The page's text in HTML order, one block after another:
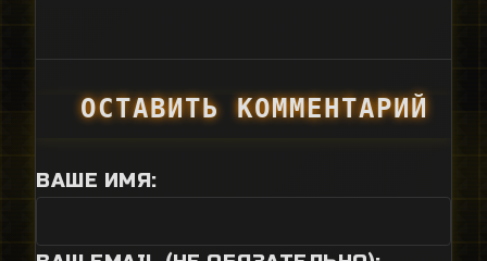
ОСТАВИТЬ КОММЕНТАРИЙ
ВАШЕ ИМЯ: